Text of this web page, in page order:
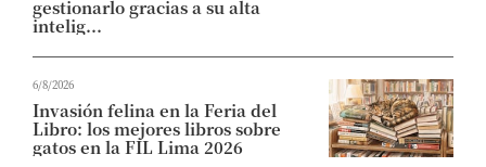
gestionarlo gracias a su alta
intelig...
6/8/2026
Invasión felina en la Feria del
Libro: los mejores libros sobre
gatos en la FIL Lima 2026